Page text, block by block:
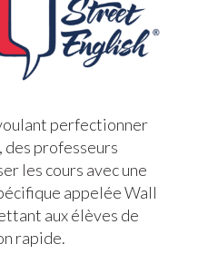
perfectionner
des professeurs
les cours avec une
appelée Wall
aux élèves de
rapide.